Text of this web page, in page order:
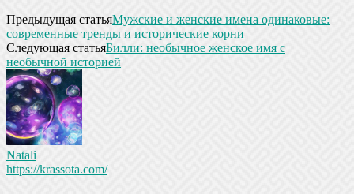
Предыдущая статьяМужские и женские имена одинаковые:
современные тренды и исторические корни
Следующая статьяБилли: необычное женское имя с
необычной историей
Natali
https://krassota.com/